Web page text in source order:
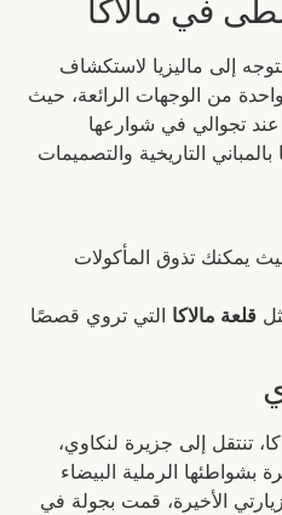
في مالاكا
إلى ماليزيا لاستكشاف
من الوجهات الرائعة، حيث
تجوالي في شوارعها
التاريخية والتصميمات
يمكنك تذوق المأكولات
قلعة مالاكا التي تروي قصصًا
تنتقل إلى جزيرة لنكاوي،
بشواطئها الرملية البيضاء
الأخيرة، قمت بجولة في